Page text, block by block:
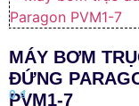
MÁY BƠM
ĐỨNG
PVM1-7
0₫